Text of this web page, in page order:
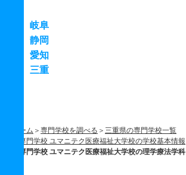
岐阜
静岡
愛知
三重
ホーム 専門学校を調べる
三重県の専門学校一覧
専門学校 ユマニテク医療福祉大学校の学校基本情報
専門学校 ユマニテク医療福祉大学校の理学療法学科